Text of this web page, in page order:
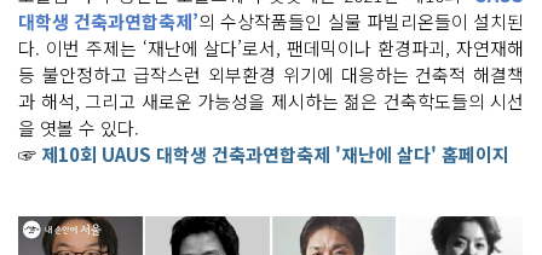
대학생 건축과연합축제’의 수상작품들인 실물 파빌리온들이 설치된
다. 이번 주제는 ‘재난에 살다’로서, 팬데믹이나 환경파괴, 자연재해
등 불안정하고 급작스런 외부환경 위기에 대응하는 건축적 해결책
과 해석, 그리고 새로운 가능성을 제시하는 젊은 건축학도들의 시선
을 엿볼 수 있다.
☞ 제10회 UAUS 대학생 건축과연합축제 '재난에 살다' 홈페이지